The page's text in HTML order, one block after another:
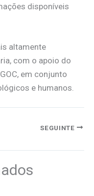
disponíveis
altamente
com o apoio do
em conjunto
e humanos.
SEGUINTE